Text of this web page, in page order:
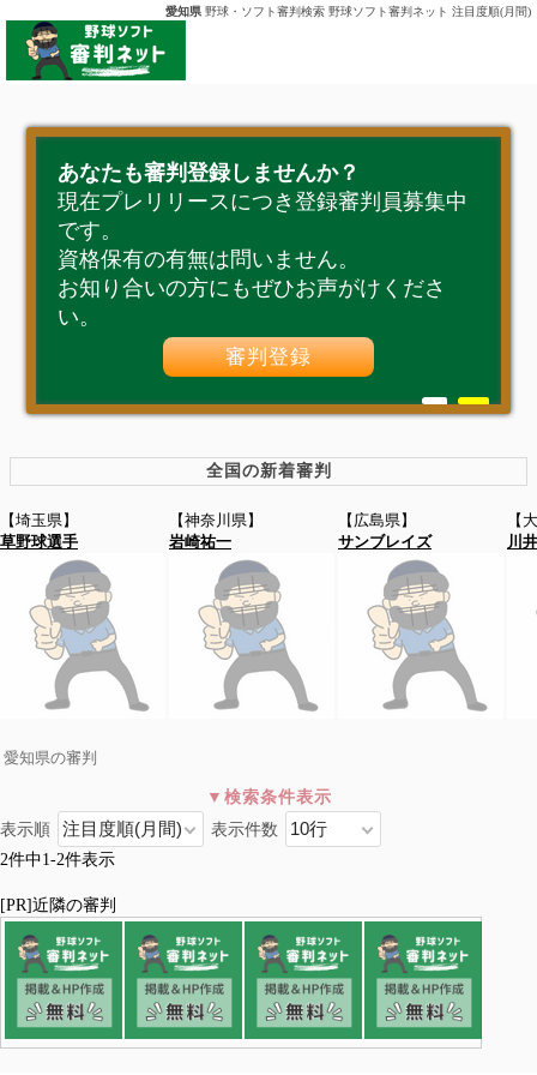
愛知県 野球・ソフト審判検索 野球ソフト審判ネット 注目度順(月間)
あなたも審判登録しませんか？
現在プレリリースにつき登録審判員募集中
です。
資格保有の有無は問いません。
お知り合いの方にもぜひお声がけくださ
い。
審判登録
全国の新着審判
【埼玉県】
草野球選手
【神奈川県】
岩崎祐一
【広島県】
サンブレイズ
【
川
愛知県の審判
愛知県
名古屋市
刈谷/碧南/高浜
瀬戸/尾張旭/長久手 半田/知多/常滑
東海/大府/豊明
江南/犬山/丹波
日進/みよし/愛知
あま/北名古屋/清須
津島/愛西/弥富/海部
表示順
表示件数
2件中1-2件表示
[PR]近隣の審判